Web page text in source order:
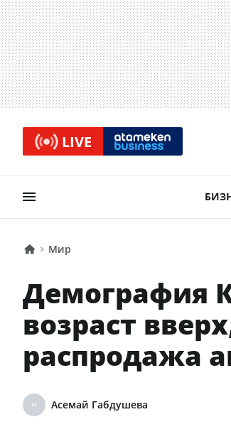
LIVE
Мир
Демография
возраст
распродажа
Асемай Габдушева